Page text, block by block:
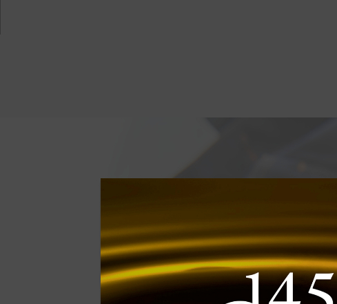
CATEGORIA